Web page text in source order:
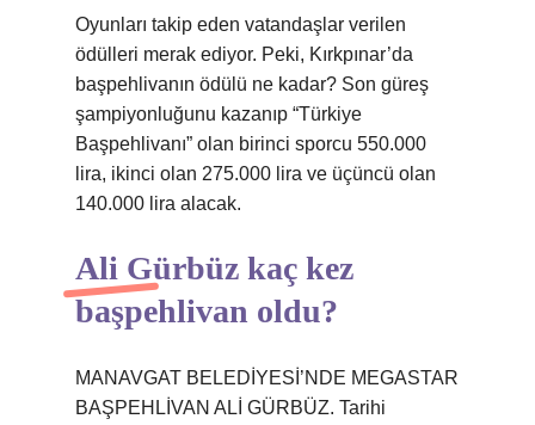
Oyunları takip eden vatandaşlar verilen
ödülleri merak ediyor. Peki, Kırkpınar’da
başpehlivanın ödülü ne kadar? Son güreş
şampiyonluğunu kazanıp “Türkiye
Başpehlivanı” olan birinci sporcu 550.000
lira, ikinci olan 275.000 lira ve üçüncü olan
140.000 lira alacak.
Ali Gürbüz kaç kez
başpehlivan oldu?
MANAVGAT BELEDİYESİ’NDE MEGASTAR
BAŞPEHLİVAN ALİ GÜRBÜZ. Tarihi